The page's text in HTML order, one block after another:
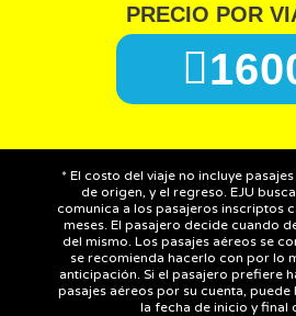
PRECIO POR
* El costo del viaje no incluye
de origen, y el regreso. EJU
comunica a los pasajeros inscriptos
meses. El pasajero decide cuando
del mismo. Los pasajes aéreos se
se recomienda hacerlo con por lo
anticipación. Si el pasajero prefiere
pasajes aéreos por su cuenta,
la fecha de inicio y final